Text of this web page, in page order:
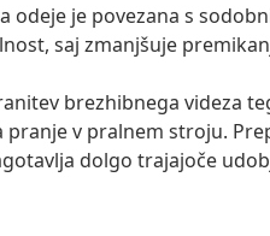
odeje je povezana s
saj zmanjšuje
brezhibnega videza
v pralnem stroju.
dolgo trajajoče